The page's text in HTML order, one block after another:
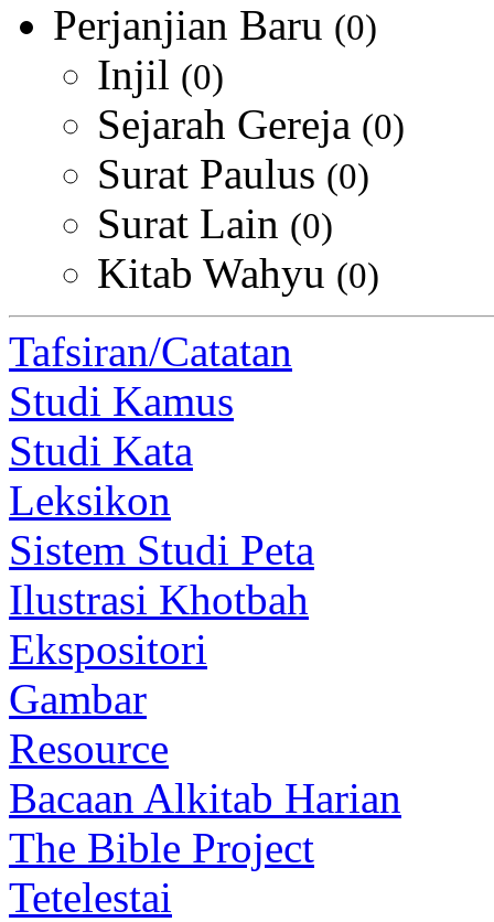
Perjanjian Baru (0)
Injil (0)
Sejarah Gereja (0)
Surat Paulus (0)
Surat Lain (0)
Kitab Wahyu (0)
Tafsiran/Catatan
Studi Kamus
Studi Kata
Leksikon
Sistem Studi Peta
Ilustrasi Khotbah
Ekspositori
Gambar
Resource
Bacaan Alkitab Harian
The Bible Project
Tetelestai